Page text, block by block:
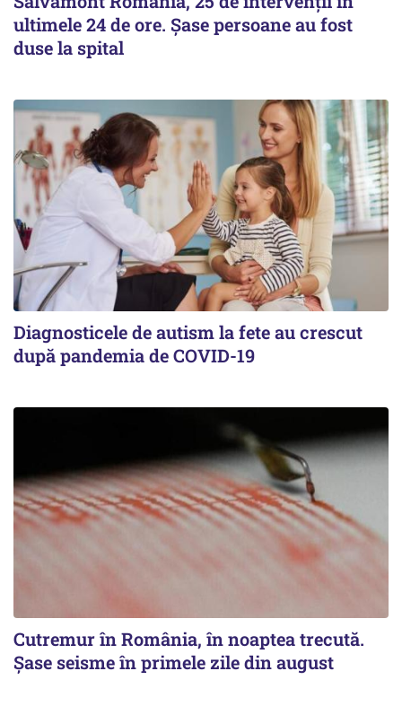
ultimele 24 de ore. Șase persoane au fost
duse la spital
Diagnosticele de autism la fete au crescut
după pandemia de COVID-19
Cutremur în România, în noaptea trecută.
Șase seisme în primele zile din august